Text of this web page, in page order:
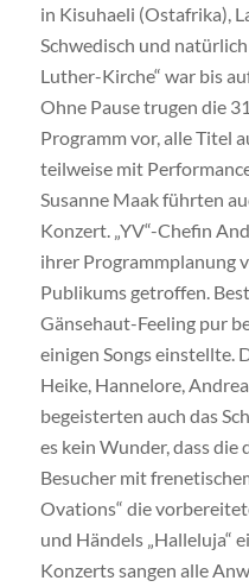
in Kisuhaeli (Ostafrika),
Schwedisch und
Luther-Kirche“ war bis
Ohne Pause trugen die
Programm vor, alle Titel
teilweise mit
Susanne Maak führten
Konzert. „YV“-Chefin
ihrer Programmplanung
Publikums getroffen.
Gänsehaut-Feeling pur
einigen Songs einstellte.
Heike, Hannelore,
begeisterten auch das
es kein Wunder, dass
Besucher mit
Ovations“ die
und Händels „Halleluja“
Konzerts sangen alle